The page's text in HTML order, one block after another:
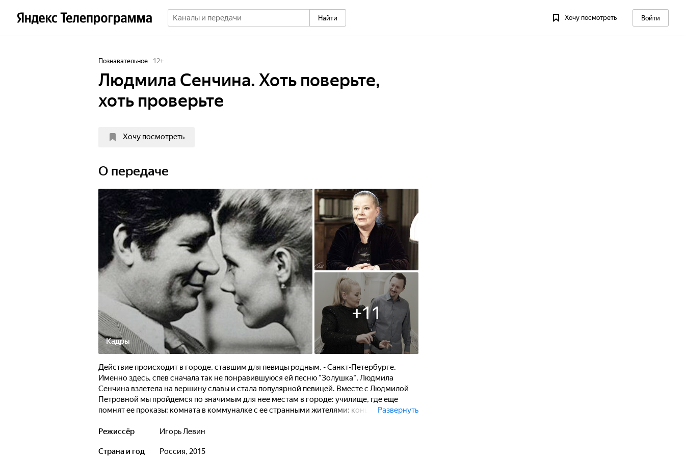
Найти Хочу посмотреть Войти
Познавательное 12+
Людмила Сенчина. Хоть поверьте,
хоть проверьте
Хочу посмотреть
О передаче
Кадры
+11
Действие происходит в городе, ставшим для певицы родным, - Санкт-Петербурге.
Именно здесь, спев сначала так не понравившуюся ей песню "Золушка", Людмила
Сенчина взлетела на вершину славы и стала популярной певицей. Вместе с Людмилой
Петровной мы пройдемся по значимым для нее местам в городе: училище, где еще
помнят ее проказы; комната в коммуналке с ее странными жителями; концертный зал
который преследовал ее, посылая странные письма, и даже пытался проникнуть в
Развернуть
Режиссёр Игорь Левин
Страна и год Россия, 2015